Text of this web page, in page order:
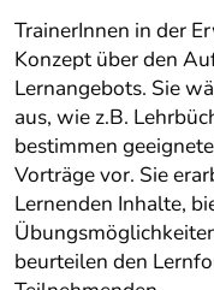
TrainerInnen in der
Konzept über den
Lernangebots. Sie
aus, wie z.B.
bestimmen
Vorträge vor. Sie
Lernenden Inhalte,
beurteilen den